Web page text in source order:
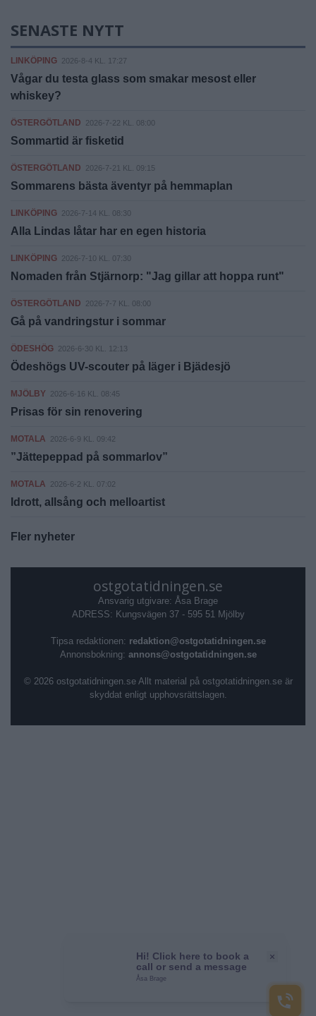
SENASTE NYTT
LINKÖPING 2026-8-4 KL. 17:27
Vågar du testa glass som smakar mesost eller
whiskey?
ÖSTERGÖTLAND 2026-7-22 KL. 08:00
Sommartid är fisketid
ÖSTERGÖTLAND 2026-7-21 KL. 09:15
Sommarens bästa äventyr på hemmaplan
LINKÖPING 2026-7-14 KL. 08:30
Alla Lindas låtar har en egen historia
LINKÖPING 2026-7-10 KL. 07:30
Nomaden från Stjärnorp: "Jag gillar att hoppa runt"
ÖSTERGÖTLAND 2026-7-7 KL. 08:00
Gå på vandringstur i sommar
ÖDESHÖG 2026-6-30 KL. 12:13
Ödeshögs UV-scouter på läger i Bjädesjö
MJÖLBY 2026-6-16 KL. 08:45
Prisas för sin renovering
MOTALA 2026-6-9 KL. 09:42
”Jättepeppad på sommarlov”
MOTALA 2026-6-2 KL. 07:02
Idrott, allsång och melloartist
Fler nyheter
ostgotatidningen.se
Ansvarig utgivare: Åsa Brage
ADRESS: Kungsvägen 37 - 595 51 Mjölby
Tipsa redaktionen: redaktion@ostgotatidningen.se
Annonsbokning: annons@ostgotatidningen.se
© 2026 ostgotatidningen.se Allt material på ostgotatidningen.se är
skyddat enligt upphovsrättslagen.